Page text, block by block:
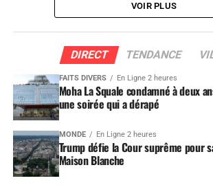
VOIR PLUS
DIRECT TENDANCE
FAITS DIVERS En Ligne 2 heures
Moha La Squale condamné à deux
une soirée qui a dérapé
MONDE En Ligne 2 heures
Trump défie la Cour suprême pour
Maison Blanche